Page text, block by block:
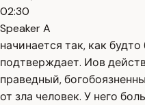
02:30
Speaker A
начинается так, как
подтверждает. Иов
праведный,
от зла человек. У него